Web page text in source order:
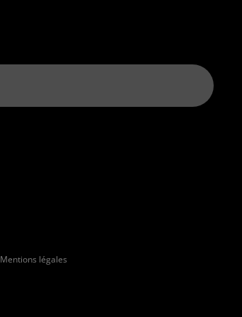
Mentions légales